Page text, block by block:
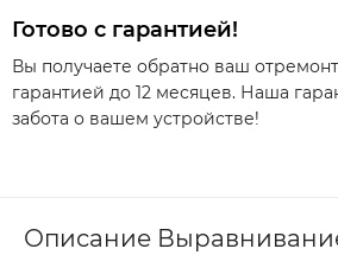
Готово с гарантией!
Вы получаете обратно ваш
гарантией до 12 месяцев. Наша
забота о вашем устройстве!
Описание